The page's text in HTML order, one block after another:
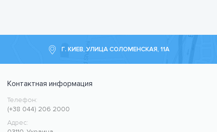
Г. КИЕВ, УЛИЦА СОЛОМЕНСКАЯ, 11А
Контактная информация
Медицинский центр CMC MED
https://cmcmed.clinic
Телефон:
(+38 044) 206 2000
Адрес: